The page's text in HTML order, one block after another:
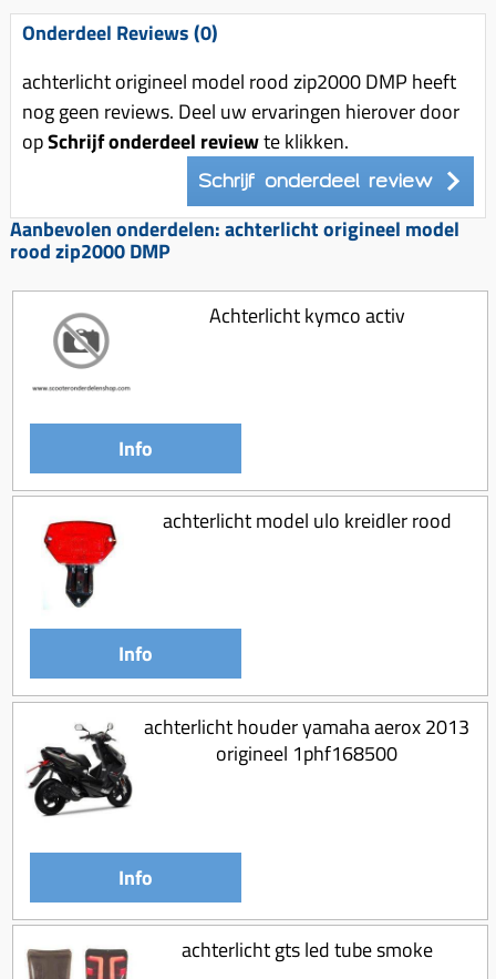
Variorolsets
Pulley
Variateur (delen)
Variokit
Zuigers
Tomos opvoeren (kits)
Koppeling compleet
Koppeling trekveer
Ketting / tandwiel
Koeling (delen)
Voorvork
Zadel
Standaard
Gereedschap
Onderdeel Reviews (0)
achterlicht origineel model rood zip2000 DMP heeft
nog geen reviews. Deel uw ervaringen hierover door
opSchrijf onderdeel reviewte klikken.
Schrijf onderdeel review
Aanbevolen onderdelen: achterlicht origineel model
rood zip2000 DMP
Achterlicht kymco activ
Info
achterlicht model ulo kreidler rood
Info
achterlicht houder yamaha aerox 2013
origineel 1phf168500
Info
achterlicht gts led tube smoke